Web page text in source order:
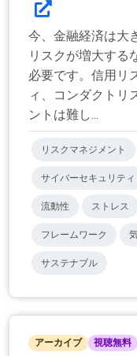
今、金融経済は大
リスクが増大する
必要です。信用リ
ィ、コンダクトリ
ントは難し...
リスクマネジメント
サイバーセキュリティ
流動性 ストレス
フレームワーク
サステナブル
アーカイブ 視聴無料